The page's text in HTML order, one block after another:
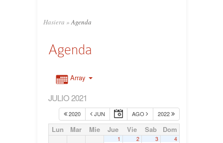
Hasiera » Agenda
Agenda
Array
JULIO 2021
2020 JUN AGO 2022
Lun Mar Mie Jue Vie Sab Dom
1 2 3 4